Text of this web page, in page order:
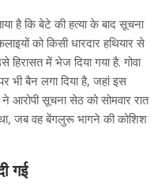
है कि बेटे की हत्या के बाद सूचना
को किसी धारदार हथियार से
में भेज दिया गया है. गोवा
भी बैन लगा दिया है, जहां इस
ने आरोपी सूचना सेठ को सोमवार रात
जब वह बेंगलुरू भागने की कोशिश
गई